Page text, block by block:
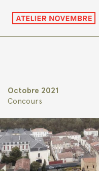
Octobre 2021
Concours